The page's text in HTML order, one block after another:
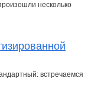
несколько
встречаемся